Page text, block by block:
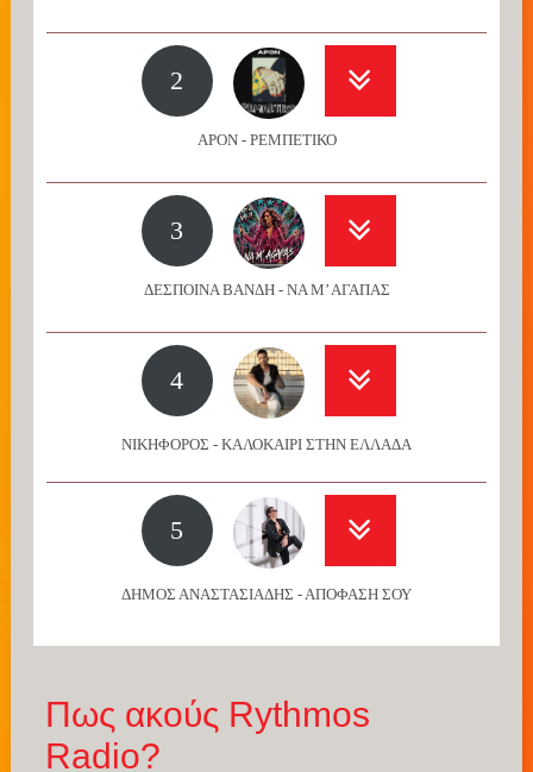
2
APON - ΡΕΜΠΕΤΙΚΟ
3
ΔΕΣΠΟΙΝΑ ΒΑΝΔΗ - ΝΑ Μ’ ΑΓΑΠΑΣ
4
ΝΙΚΗΦΟΡΟΣ - ΚΑΛΟΚΑΙΡΙ ΣΤΗΝ ΕΛΛΑΔΑ
5
ΔΗΜΟΣ ΑΝΑΣΤΑΣΙΑΔΗΣ - ΑΠΟΦΑΣΗ ΣΟΥ
Πως ακούς Rythmos
Radio?